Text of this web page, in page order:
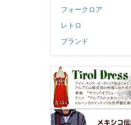
フォークロア
レトロ
ブランド